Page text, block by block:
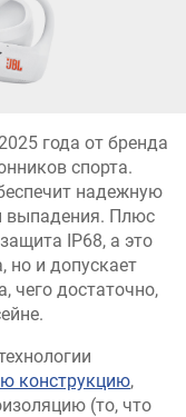
года от бренда
спорта.
надежную
выпадения. Плюс
IP68, а это
но и допускает
чего достаточно,
конструкцию,
(то, что